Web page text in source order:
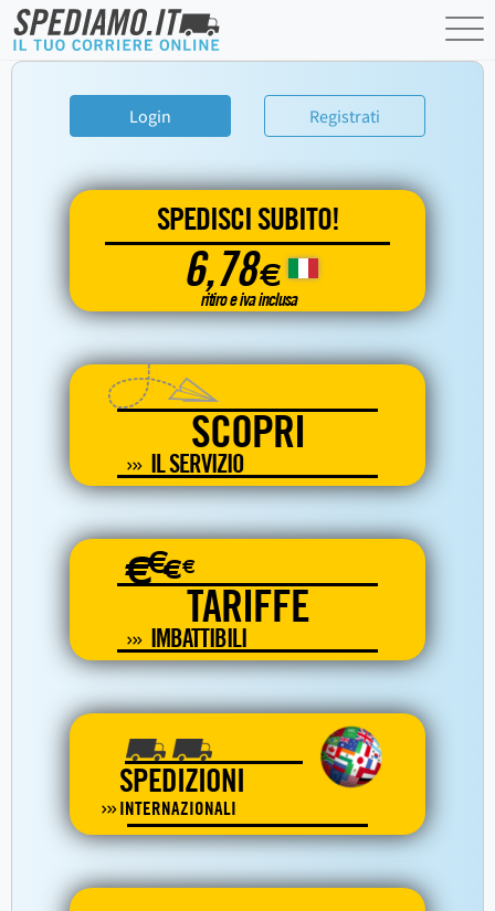
Login Registrati
SPEDISCI SUBITO!
6,78€
ritiro e iva inclusa
SCOPRI
IL SERVIZIO
€€€€
TARIFFE
IMBATTIBILI
SPEDIZIONI
INTERNAZIONALI